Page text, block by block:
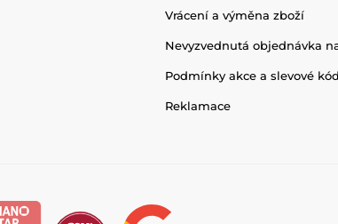
Vrácení a výměna zboží
Nevyzvednutá objednávka
Podmínky akce a slevové
Reklamace